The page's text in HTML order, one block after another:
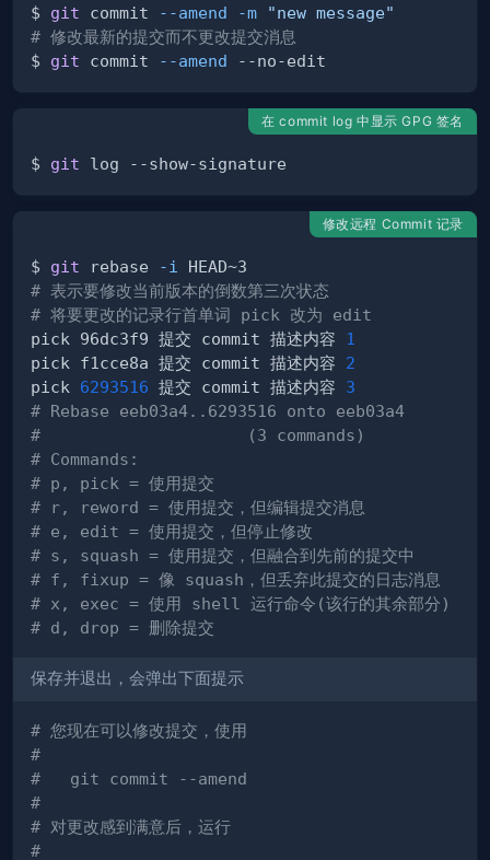
$ git commit --amend -m
"new message"
# 修改最新的提交而不更改提交消息
$ git commit --amend
在 commit log 中显示 GPG 签名
$ git
修改远程 Commit 记录
$ git rebase -i
# 表示要修改当前版本的倒数第三次状态
# 将要更改的记录行首单词 pick 改为 edit
pick 96dc3f9 提交 commit 描述内容 1
pick f1cce8a 提交 commit 描述内容 2
pick 6293516 提交 commit 描述内容 3
# Rebase eeb03a4..6293516 onto eeb03a4
#                     (3 commands)
# Commands:
# p, pick = 使用提交
# r, reword = 使用提交，但编辑提交消息
# e, edit = 使用提交，但停止修改
# s, squash = 使用提交，但融合到先前的提交中
# f, fixup = 像 squash，但丢弃此提交的日志消息
# x, exec = 使用 shell 运行命令(该行的其余部分)
# d, drop = 删除提交
保存并退出，会弹出下面提示
# 您现在可以修改提交，使用
#
#   git commit --amend
#
# 对更改感到满意后，运行
#